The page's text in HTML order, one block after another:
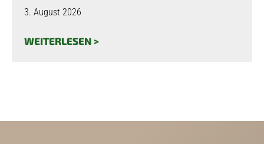
3. August 2026
WEITERLESEN >